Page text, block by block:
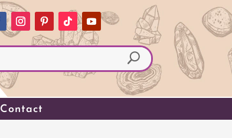
Contact